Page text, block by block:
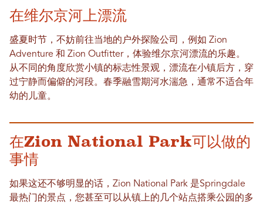
在维尔京河上漂流
盛夏时节，不妨前往当地的户外探险公司，例如 Zion
Adventure 和 Zion Outfitter，体验维尔京河漂流的乐趣。
从不同的角度欣赏小镇的标志性景观，漂流在小镇后方，穿
过宁静而偏僻的河段。春季融雪期河水湍急，通常不适合年
幼的儿童。
在Zion National Park可以做的
事情
如果这还不够明显的话，Zion National Park 是Springdale
最热门的景点，您甚至可以从镇上的几个站点搭乘公园的多